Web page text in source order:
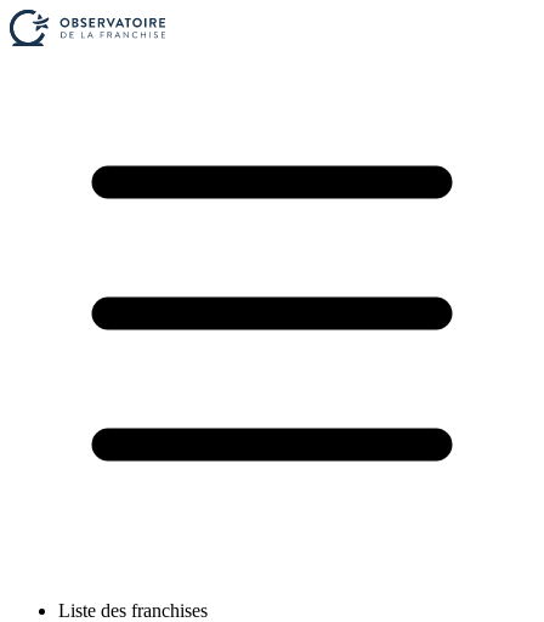
Liste des franchises